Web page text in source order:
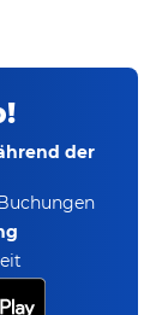
der